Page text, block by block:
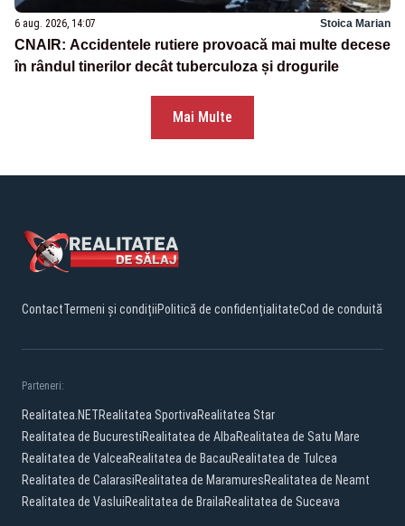
6 aug. 2026, 14:07 Stoica Marian
CNAIR: Accidentele rutiere provoacă mai multe decese
în rândul tinerilor decât tuberculoza și drogurile
Mai Multe
ContactTermeni și condițiiPolitică de confidențialitateCod de conduită
Parteneri:
Realitatea.NETRealitatea SportivaRealitatea Star
Realitatea de BucurestiRealitatea de AlbaRealitatea de Satu Mare
Realitatea de ValceaRealitatea de BacauRealitatea de Tulcea
Realitatea de CalarasiRealitatea de MaramuresRealitatea de Neamt
Realitatea de VasluiRealitatea de BrailaRealitatea de Suceava